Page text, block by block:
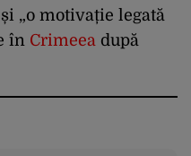
„o motivație legată
în Crimeea după